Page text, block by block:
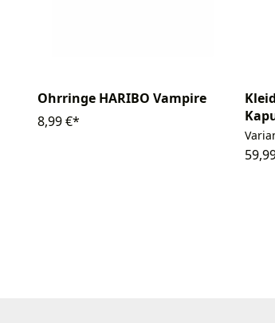
Ohrringe HARIBO Vampire
8,99 €*